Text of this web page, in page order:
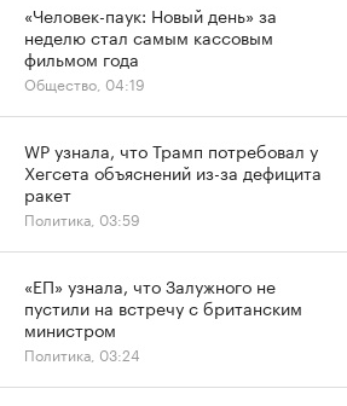
«Человек-паук: Новый день» за
неделю стал самым кассовым
фильмом года
Общество, 04:19
WP узнала, что Трамп потребовал у
Хегсета объяснений из-за дефицита
ракет
Политика, 03:59
«ЕП» узнала, что Залужного не
пустили на встречу с британским
министром
Политика, 03:24